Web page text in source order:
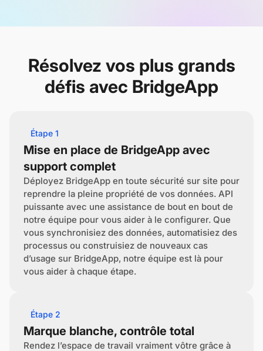
Résolvez vos plus grands
défis avec BridgeApp
Étape 1
Mise en place de BridgeApp avec
support complet
Déployez BridgeApp en toute sécurité sur site pour
reprendre la pleine propriété de vos données. API
puissante avec une assistance de bout en bout de
notre équipe pour vous aider à le configurer. Que
vous synchronisiez des données, automatisiez des
processus ou construisiez de nouveaux cas
d’usage sur BridgeApp, notre équipe est là pour
vous aider à chaque étape.
Étape 2
Marque blanche, contrôle total
Rendez l’espace de travail vraiment vôtre grâce à